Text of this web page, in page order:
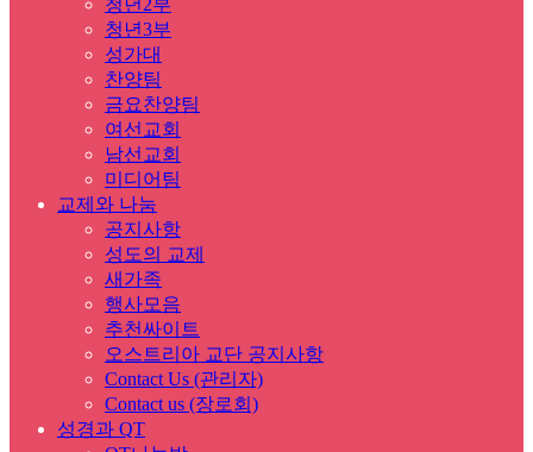
청년2부
청년3부
성가대
찬양팀
금요찬양팀
여선교회
남선교회
미디어팀
교제와 나눔
공지사항
성도의 교제
새가족
행사모음
추천싸이트
오스트리아 교단 공지사항
Contact Us (관리자)
Contact us (장로회)
성경과 QT